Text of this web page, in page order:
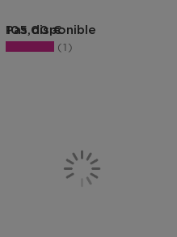
Pas disponible
105,00 €
1